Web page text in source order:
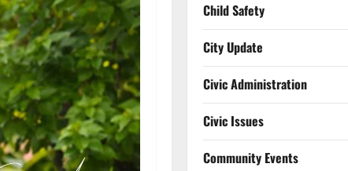
Child Safety
City Update
Civic Administration
Civic Issues
Community Events